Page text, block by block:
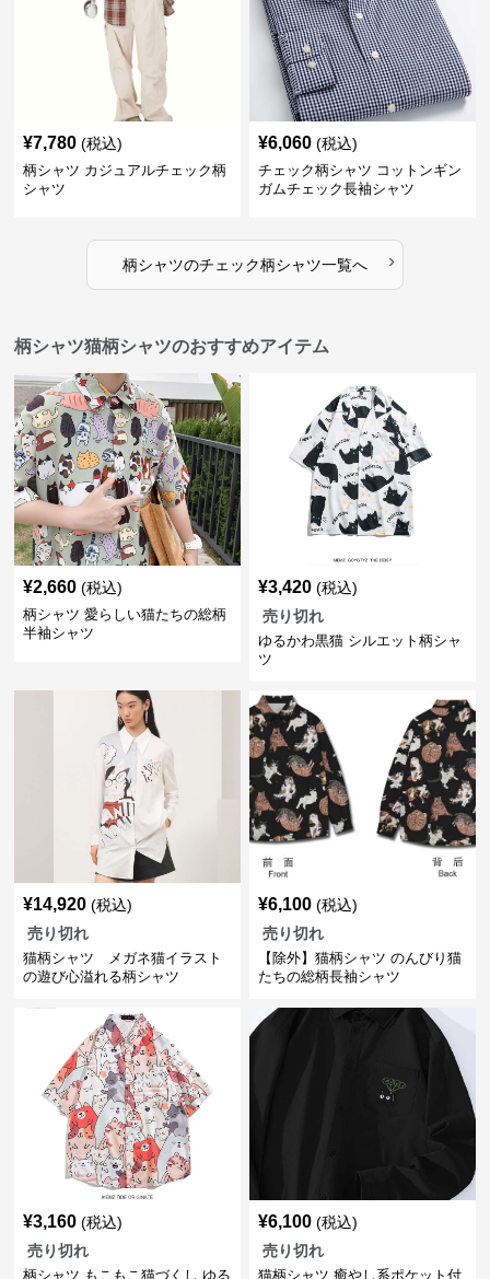
¥7,780 (税込)
柄シャツ カジュアルチェック柄
シャツ
¥6,060 (税込)
チェック柄シャツ コットンギン
ガムチェック長袖シャツ
柄シャツのチェック柄シャツ一覧へ ›
柄シャツ猫柄シャツのおすすめアイテム
¥2,660 (税込)
柄シャツ 愛らしい猫たちの総柄
半袖シャツ
¥3,420 (税込)
売り切れ
ゆるかわ黒猫 シルエット柄シャ
ツ
¥14,920 (税込)
売り切れ
猫柄シャツ メガネ猫イラスト
の遊び心溢れる柄シャツ
¥6,100 (税込)
売り切れ
【除外】猫柄シャツ のんびり猫
たちの総柄長袖シャツ
¥3,160 (税込)
売り切れ
柄シャツ もこもこ猫づくし ゆる
¥6,100 (税込)
売り切れ
猫柄シャツ 癒やし系ポケット付